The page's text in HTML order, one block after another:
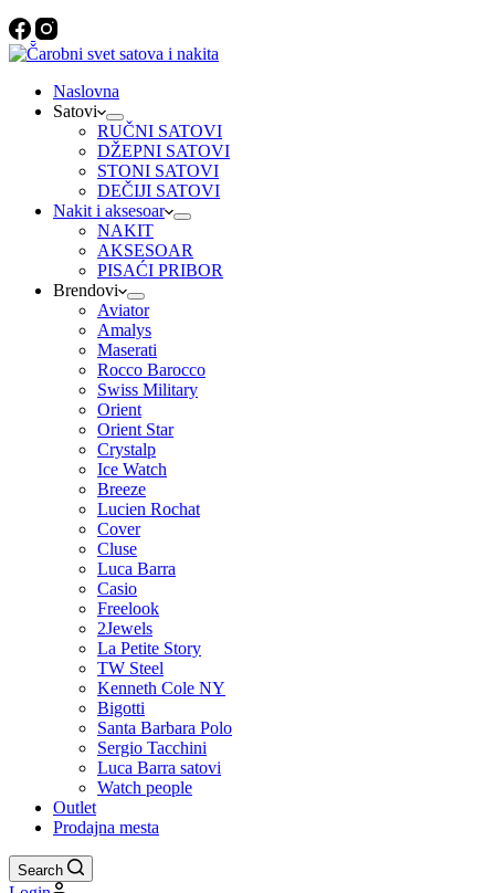
Naslovna
Satovi
RUČNI SATOVI
DŽEPNI SATOVI
STONI SATOVI
DEČIJI SATOVI
Nakit i aksesoar
NAKIT
AKSESOAR
PISAĆI PRIBOR
Brendovi
Aviator
Amalys
Maserati
Rocco Barocco
Swiss Military
Orient
Orient Star
Crystalp
Ice Watch
Breeze
Lucien Rochat
Cover
Cluse
Luca Barra
Casio
Freelook
2Jewels
La Petite Story
TW Steel
Kenneth Cole NY
Bigotti
Santa Barbara Polo
Sergio Tacchini
Luca Barra satovi
Watch people
Outlet
Prodajna mesta
Search